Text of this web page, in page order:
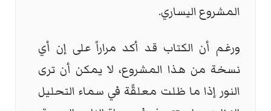
المشروع اليساري.
ورغم أن الكتاب قد أكد مراراً على إن أي
نسخة من هذا المشروع، لا يمكن أن ترى
النور إذا ما ظلت معلقًة في سماء التحليل